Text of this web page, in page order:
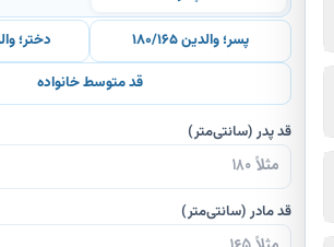
پسر؛ والدین ۱۸۰/۱۶۵
دختر؛ والدین ۱۷۸/۱۶۲
قد متوسط خانواده
قد پدر (سانتی‌متر)
قد مادر (سانتی‌متر)